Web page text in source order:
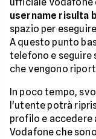
username risulta
spazio per
A questo punto
telefono e seguire
che vengono
In poco tempo,
l'utente potrà
profilo e
Vodafone che